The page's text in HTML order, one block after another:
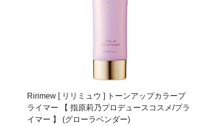
Ririmew [ リリミュウ ] トーンアップカラープ
ライマー 【 指原莉乃プロデュースコスメ/プラ
イマー 】 (グローラベンダー)